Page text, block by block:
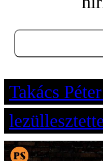
Takács